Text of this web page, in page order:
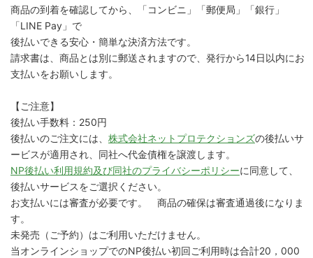
商品の到着を確認してから、「コンビニ」「郵便局」「銀行」
「LINE Pay」で
後払いできる安心・簡単な決済方法です。
請求書は、商品とは別に郵送されますので、発行から14日以内にお
支払いをお願いします。
【ご注意】
後払い手数料：250円
後払いのご注文には、 株式会社ネットプロテクションズの後払いサ
ービスが適用され、同社へ代金債権を譲渡します。
NP後払い利用規約及び同社のプライバシーポリシーに同意して、
後払いサービスをご選択ください。
お支払いには審査が必要です。 商品の確保は審査通過後になりま
す。
未発売（ご予約）はご利用いただけません。
当オンラインショップでのNP後払い初回ご利用時は合計20，000